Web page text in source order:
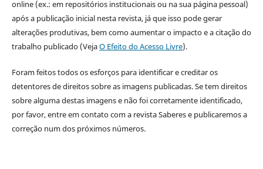
online (ex.: em repositórios institucionais ou na sua página pessoal)
após a publicação inicial nesta revista, já que isso pode gerar
alterações produtivas, bem como aumentar o impacto e a citação do
trabalho publicado (VejaO Efeito do Acesso Livre).
Foram feitos todos os esforços para identificar e creditar os
detentores de direitos sobre as imagens publicadas. Se tem direitos
sobre alguma destas imagens e não foi corretamente identificado,
por favor, entre em contato com a revista Saberes e publicaremos a
correção num dos próximos números.